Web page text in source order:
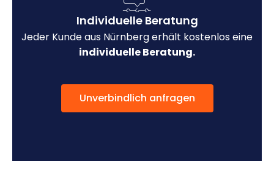
Individuelle Beratung
Jeder Kunde aus Nürnberg erhält kostenlos eine
individuelle Beratung.
Unverbindlich anfragen